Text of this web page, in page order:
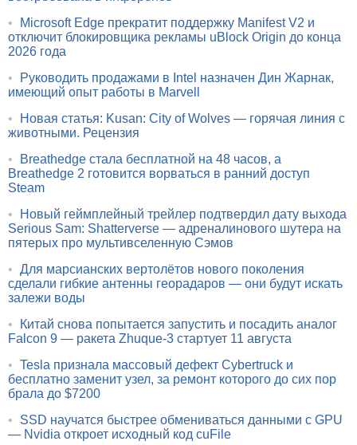
•
Microsoft Edge прекратит поддержку Manifest V2 и
отключит блокировщика рекламы uBlock Origin до конца
2026 года
•
Руководить продажами в Intel назначен Дин Жарнак,
имеющий опыт работы в Marvell
•
Новая статья: Kusan: City of Wolves — горячая линия с
животными. Рецензия
•
Breathedge стала бесплатной на 48 часов, а
Breathedge 2 готовится ворваться в ранний доступ
Steam
•
Новый геймплейный трейлер подтвердил дату выхода
Serious Sam: Shatterverse — адреналинового шутера на
пятерых про мультивселенную Сэмов
• Для марсианских вертолётов нового поколения
сделали гибкие антенны георадаров — они будут искать
залежи воды
•
Китай снова попытается запустить и посадить аналог
Falcon 9 — ракета Zhuque-3 стартует 11 августа
• Tesla признала массовый дефект Cybertruck и
бесплатно заменит узел, за ремонт которого до сих пор
брала до $7200
•
SSD научатся быстрее обмениваться данными с GPU
— Nvidia откроет исходный код cuFile